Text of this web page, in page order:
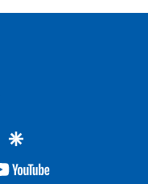
twittergoogle
youtube-